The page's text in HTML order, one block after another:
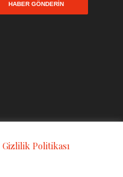
HABER GÖNDERIN
Gizlilik Politikası